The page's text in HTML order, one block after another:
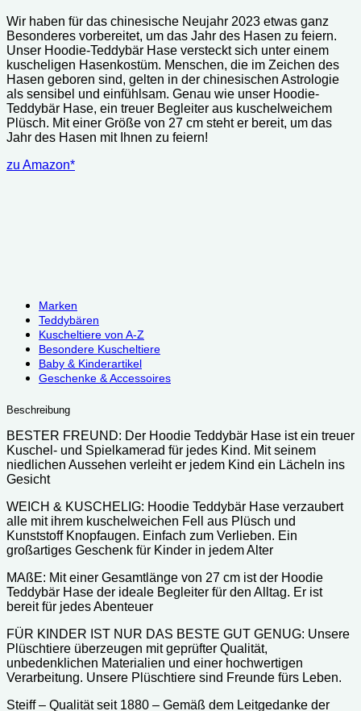
war:
69.90 €
ist:
62.94 €.
Wir haben für das chinesische Neujahr 2023 etwas ganz
Besonderes vorbereitet, um das Jahr des Hasen zu feiern.
Unser Hoodie-Teddybär Hase versteckt sich unter einem
kuscheligen Hasenkostüm. Menschen, die im Zeichen des
Hasen geboren sind, gelten in der chinesischen Astrologie
als sensibel und einfühlsam. Genau wie unser Hoodie-
Teddybär Hase, ein treuer Begleiter aus kuschelweichem
Plüsch. Mit einer Größe von 27 cm steht er bereit, um das
Jahr des Hasen mit Ihnen zu feiern!
zu Amazon*
Marken
Teddybären
Kuscheltiere von A-Z
Besondere Kuscheltiere
Baby & Kinderartikel
Geschenke & Accessoires
Beschreibung
BESTER FREUND: Der Hoodie Teddybär Hase ist ein treuer
Kuschel- und Spielkamerad für jedes Kind. Mit seinem
niedlichen Aussehen verleiht er jedem Kind ein Lächeln ins
Gesicht
WEICH & KUSCHELIG: Hoodie Teddybär Hase verzaubert
alle mit ihrem kuschelweichen Fell aus Plüsch und
Kunststoff Knopfaugen. Einfach zum Verlieben. Ein
großartiges Geschenk für Kinder in jedem Alter
MAßE: Mit einer Gesamtlänge von 27 cm ist der Hoodie
Teddybär Hase der ideale Begleiter für den Alltag. Er ist
bereit für jedes Abenteuer
FÜR KINDER IST NUR DAS BESTE GUT GENUG: Unsere
Plüschtiere überzeugen mit geprüfter Qualität,
unbedenklichen Materialien und einer hochwertigen
Verarbeitung. Unsere Plüschtiere sind Freunde fürs Leben.
Steiff – Qualität seit 1880 – Gemäß dem Leitgedanke der